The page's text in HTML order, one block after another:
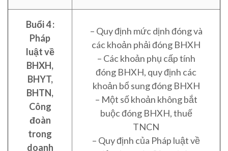
Buổi 4 :
Pháp
luật về
BHXH,
BHYT,
BHTN,
Công
đoàn
trong
doanh
– Quy định mức dịnh đóng và
các khoản phải đóng BHXH
– Các khoản phụ cấp tính
đóng BHXH, quy định các
khoản bổ sung đóng BHXH
– Một số khoản không bắt
buộc đóng BHXH, thuế
TNCN
– Quy định của Pháp luật về